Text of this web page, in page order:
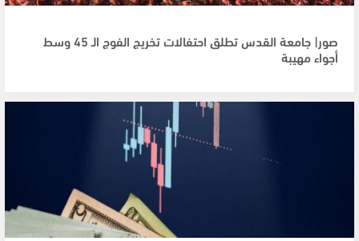
صور| جامعة القدس تطلق احتفالات تخريج الفوج الـ 45 وسط
أجواء مهيبة